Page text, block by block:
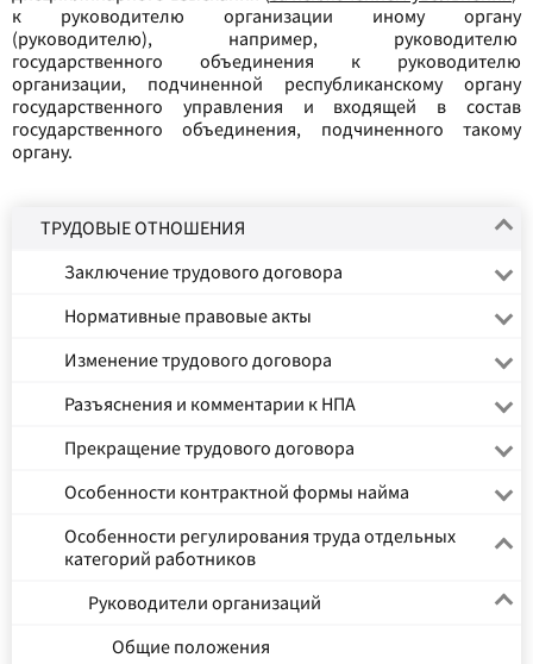
к руководителю организации иному органу
(руководителю), например, руководителю
государственного объединения к руководителю
организации, подчиненной республиканскому органу
государственного управления и входящей в состав
государственного объединения, подчиненного такому
органу.
ТРУДОВЫЕ ОТНОШЕНИЯ
Заключение трудового договора
Нормативные правовые акты
Изменение трудового договора
Разъяснения и комментарии к НПА
Прекращение трудового договора
Особенности контрактной формы найма
Особенности регулирования труда отдельных
категорий работников
Руководители организаций
Общие положения